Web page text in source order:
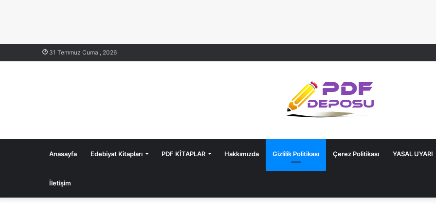
31 Temmuz Cuma , 2026
Anasayfa Edebiyat Kitapları PDF KİTAPLAR Hakkımızda Gizlilik Politikası Çerez Politikası YASAL UYARI
İletişim